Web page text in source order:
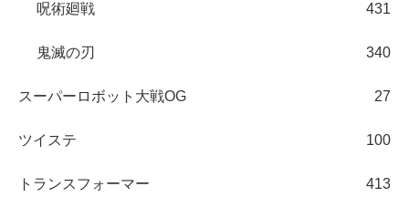
呪術廻戦 431
鬼滅の刃 340
スーパーロボット大戦OG 27
ツイステ 100
トランスフォーマー 413